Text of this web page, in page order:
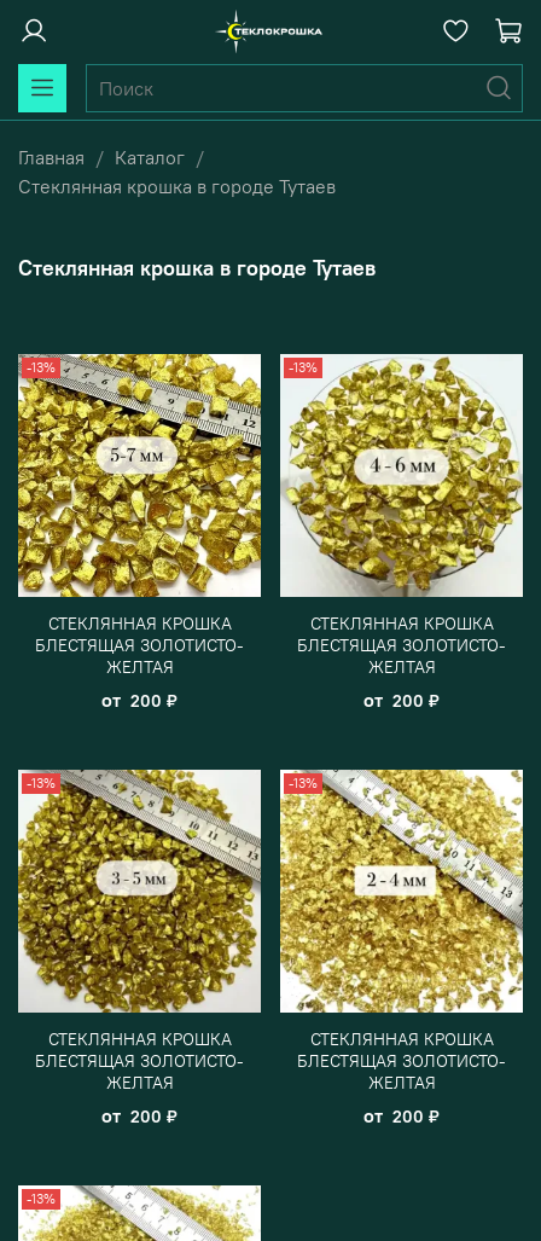
Главная
Каталог
Стеклянная крошка в городе Тутаев
Стеклянная крошка в городе Тутаев
-13%
СТЕКЛЯННАЯ КРОШКА
БЛЕСТЯЩАЯ ЗОЛОТИСТО-
ЖЕЛТАЯ
от 200 ₽
-13%
СТЕКЛЯННАЯ КРОШКА
БЛЕСТЯЩАЯ ЗОЛОТИСТО-
ЖЕЛТАЯ
от 200 ₽
-13%
СТЕКЛЯННАЯ КРОШКА
БЛЕСТЯЩАЯ ЗОЛОТИСТО-
ЖЕЛТАЯ
от 200 ₽
-13%
СТЕКЛЯННАЯ КРОШКА
БЛЕСТЯЩАЯ ЗОЛОТИСТО-
ЖЕЛТАЯ
от 200 ₽
-13%